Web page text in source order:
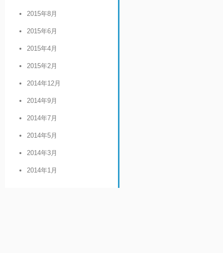
2015年8月
2015年6月
2015年4月
2015年2月
2014年12月
2014年9月
2014年7月
2014年5月
2014年3月
2014年1月